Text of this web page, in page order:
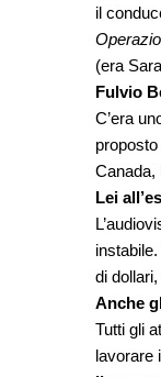
il
(era
Fulvio
C’era
Canada,
Lei
di
Anche
Tutti gli
lavorare